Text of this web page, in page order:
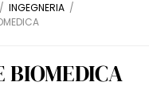
/ INGEGNERIA /
BIOMEDICA